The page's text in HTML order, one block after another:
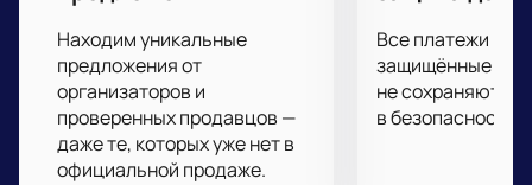
Находим уникальные
предложения от
организаторов и
проверенных продавцов —
даже те, которых уже нет в
официальной продаже.
Все платежи
защищённые
не сохраняются
в безопасности.